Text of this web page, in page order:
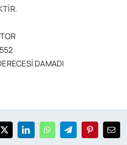
DAMADI